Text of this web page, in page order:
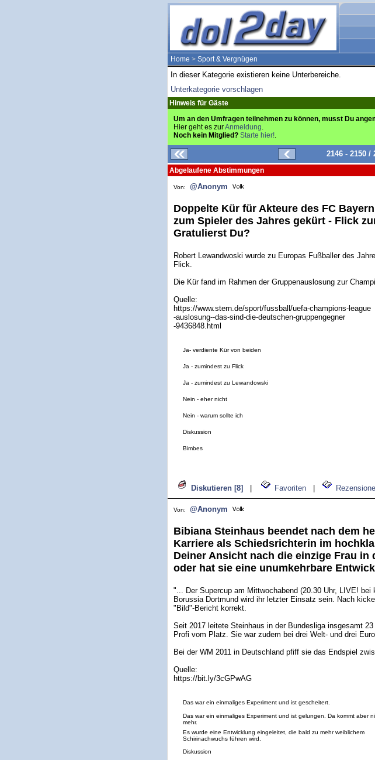
Home > Sport & Vergnügen
In dieser Kategorie existieren keine Unterbereiche.
Unterkategorie vorschlagen
Hinweis für Gäste
Um an den Umfragen teilnehmen zu können, musst Du
Hier geht es zurAnmeldung.
Noch kein Mitglied? Starte hier!.
2146 - 2150
Abgelaufene Abstimmungen
Von: @Anonym
Doppelte Kür für Akteure des FC
zum Spieler des Jahres gekürt - Flick
Gratulierst Du?
Robert Lewandwoski wurde zu Europas Fußballer des
Flick.
Die Kür fand im Rahmen der Gruppenauslosung zur
Quelle:
https://www.stern.de/sport/fussball/uefa-champions-league
-auslosung--das-sind-die-deutschen-gruppengegner
-9436848.html
Ja- verdiente Kür von beiden
Ja - zumindest zu Flick
Ja - zumindest zu Lewandowski
Nein - eher nicht
Nein - warum sollte ich
Diskussion
Bimbes
Diskutieren [8] Favoriten
Von: @Anonym
Bibiana Steinhaus beendet nach dem
Karriere als Schiedsrichterin im
Deiner Ansicht nach die einzige Frau in
oder hat sie eine unumkehrbare
"... Der Supercup am Mittwochabend (20.30 Uhr, LIVE!
Borussia Dortmund wird ihr letzter Einsatz sein. Nach
"Bild"-Bericht korrekt.
Seit 2017 leitete Steinhaus in der Bundesliga insgesamt
Profi vom Platz. Sie war zudem bei drei Welt- und drei
Bei der WM 2011 in Deutschland pfiff sie das Endspiel
Quelle:
https://bit.ly/3cGPwAG
Das war ein einmaliges Experiment und ist gescheitert.
Das war ein einmaliges Experiment und ist gelungen. Da kommt aber
mehr.
Es wurde eine Entwicklung eingeleitet, die bald zu mehr weiblichem
Schirinachwuchs führen wird.
Diskussion